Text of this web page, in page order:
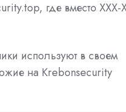
где вместо XXX-
используют в своем
на Krebonsecurity